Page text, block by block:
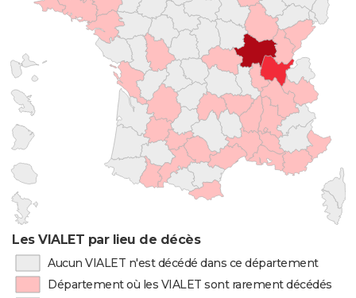
Les VIALET par lieu de décès
Aucun VIALET n'est décédé dans ce département
Département où les VIALET sont rarement décédés